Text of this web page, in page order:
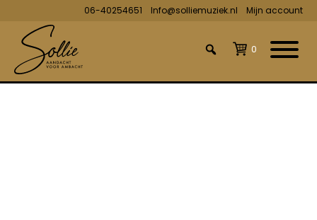
06-40254651 Info@solliemuziek.nl Mijn account
0